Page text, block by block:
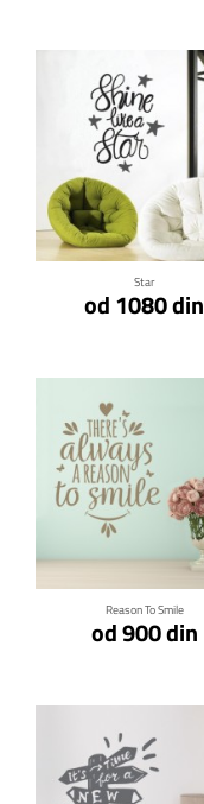
Star
od 1080 din
Klikni za detalje
Reason To Smile
od 900 din
Klikni za detalje